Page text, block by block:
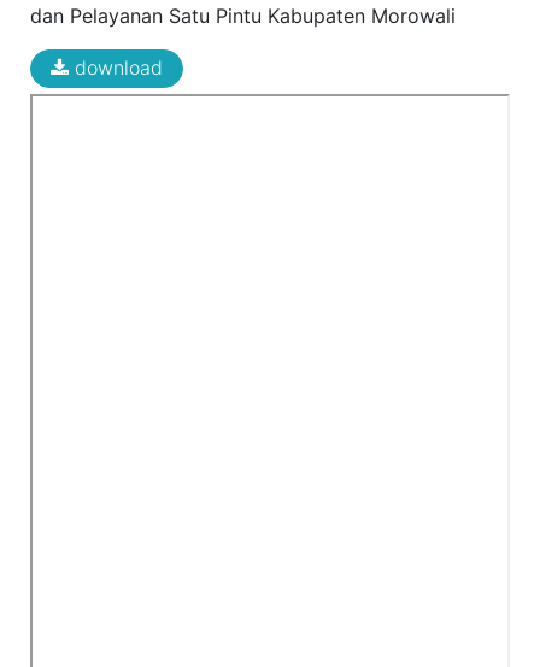
dan Pelayanan Satu Pintu Kabupaten Morowali
download